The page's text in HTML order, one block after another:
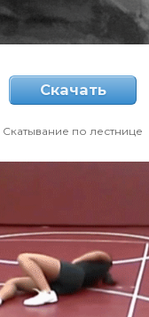
Скачать
Скатывание по лестнице